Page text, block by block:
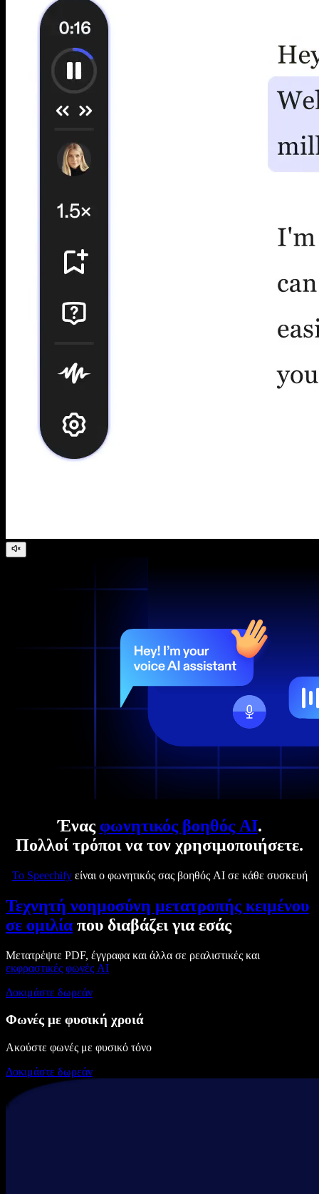
Ένας φωνητικός βοηθός AI.
Πολλοί τρόποι να τον χρησιμοποιήσετε.
Το Speechifyείναι ο φωνητικός σας βοηθός AI σε κάθε συσκευή
Τεχνητή νοημοσύνη μετατροπής κειμένου
σε ομιλία που διαβάζει για εσάς
Μετατρέψτε PDF, έγγραφα και άλλα σε ρεαλιστικές και
εκφραστικές φωνές AI
Δοκιμάστε δωρεάν
Φωνές με φυσική χροιά
Ακούστε φωνές με φυσικό τόνο
Δοκιμάστε δωρεάν